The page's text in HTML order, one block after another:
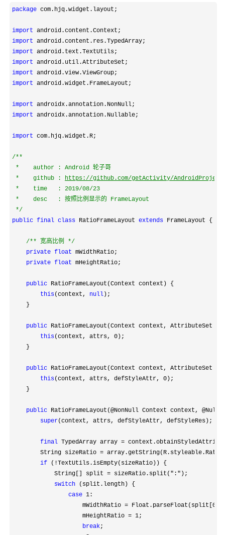
package com.hjq.widget.layout;
import
import
import
import
import
import android.widget.FrameLayout;
import
import androidx.annotation.Nullable;
import com.hjq.widget.R;
/**
*    author : Android 轮子哥
*    github : https://github.com/getActivity/AndroidProject
*    time   : 2019/08/23
*    desc   : 按照比例显示的 FrameLayout
*/
public final class RatioFrameLayout extends FrameLayout {
/** 宽高比例 */
private float mWidthRatio;
private float mHeightRatio;
public RatioFrameLayout(Context context) {
this(context, null );
    }
public RatioFrameLayout(Context context, AttributeSet
this(context, attrs, 0 );
    }
public RatioFrameLayout(Context context, AttributeSet
this(context, attrs, defStyleAttr, 0 );
    }
public RatioFrameLayout(@NonNull Context context,
super(context, attrs, defStyleAttr, defStyleRes);
final TypedArray array =
        String sizeRatio
=
if (!TextUtils.isEmpty(sizeRatio)) {
            String[] split
= sizeRatio.split(":" );
switch (split.length) {
case 1 :
                    mWidthRatio
= Float.parseFloat(split[0
                    mHeightRatio
= 1;
break;